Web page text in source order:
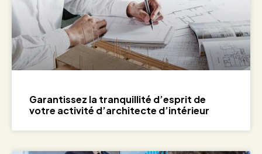
Garantissez la tranquillité d’esprit de
votre activité d’architecte d’intérieur